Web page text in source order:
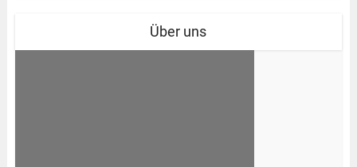
Über uns